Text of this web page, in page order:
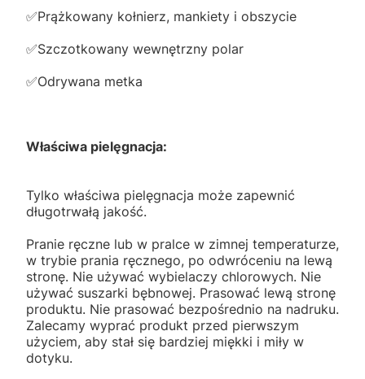
✅️Prążkowany kołnierz, mankiety i obszycie
✅️Szczotkowany wewnętrzny polar
✅️Odrywana metka
Właściwa pielęgnacja:
Tylko właściwa pielęgnacja może zapewnić
długotrwałą jakość.
Pranie ręczne lub w pralce w zimnej temperaturze,
w trybie prania ręcznego, po odwróceniu na lewą
stronę. Nie używać wybielaczy chlorowych. Nie
używać suszarki bębnowej. Prasować lewą stronę
produktu. Nie prasować bezpośrednio na nadruku.
Zalecamy wyprać produkt przed pierwszym
użyciem, aby stał się bardziej miękki i miły w
dotyku.